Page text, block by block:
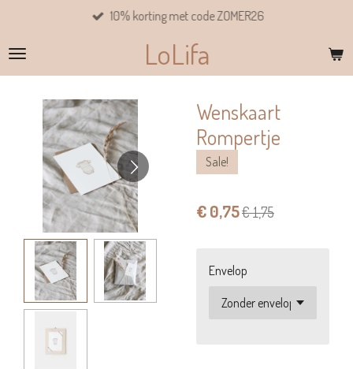
naar
de
LoLifa
10% korting met code ZOMER26
Wenskaart
Rompertje
Sale!
€ 0,75€ 1,75
Envelop